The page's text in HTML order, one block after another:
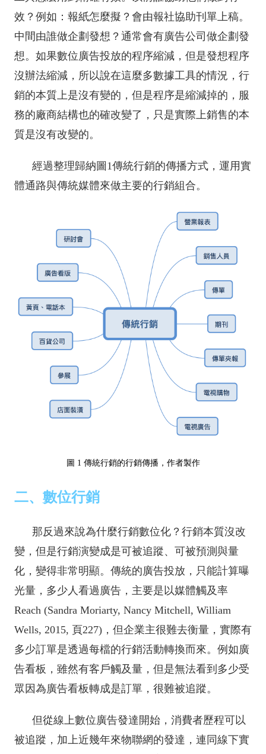
效？例如：報紙怎麼擬？會由報社協助刊單上稿。
中間由誰做企劃發想？通常會有廣告公司做企劃發
想。如果數位廣告投放的程序縮減，但是發想程序
沒辦法縮減，所以說在這麼多數據工具的情況，行
銷的本質上是沒有變的，但是程序是縮減掉的，服
務的廠商結構也的確改變了，只是實際上銷售的本
質是沒有改變的。
經過整理歸納圖1傳統行銷的傳播方式，運用實
體通路與傳統媒體來做主要的行銷組合。
圖 1 傳統行銷的行銷傳播，作者製作
二、數位行銷
那反過來說為什麼行銷數位化？行銷本質沒改
變，但是行銷演變成是可被追蹤、可被預測與量
化，變得非常明顯。傳統的廣告投放，只能計算曝
光量，多少人看過廣告，主要是以媒體觸及率
Reach (Sandra Moriarty, Nancy Mitchell, William
Wells, 2015, 頁227)，但企業主很難去衡量，實際有
多少訂單是透過每檔的行銷活動轉換而來。例如廣
告看板，雖然有客戶觸及量，但是無法看到多少受
眾因為廣告看板轉成是訂單，很難被追蹤。
但從線上數位廣告發達開始，消費者歷程可以
被追蹤，加上近幾年來物聯網的發達，連同線下實